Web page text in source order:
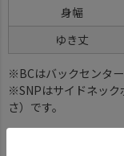
身幅
ゆき丈
※BCはバックセンタ
※SNPはサイドネック
さ）です。